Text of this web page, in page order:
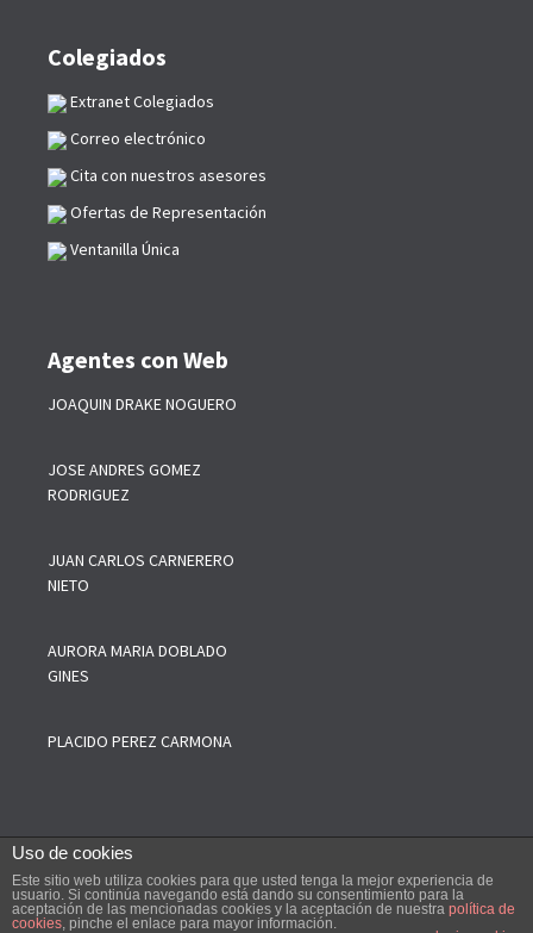
Colegiados
Extranet Colegiados
Correo electrónico
Cita con nuestros asesores
Ofertas de Representación
Ventanilla Única
Agentes con Web
JOAQUIN DRAKE NOGUERO
JOSE ANDRES GOMEZ
RODRIGUEZ
JUAN CARLOS CARNERERO
NIETO
AURORA MARIA DOBLADO
GINES
PLACIDO PEREZ CARMONA
--------COPYRIGHT © 2019 Colegio Oficial de Agentes Comerciales de
Sevilla y Provincia, Todos los Derechos de esta web están
Uso de cookies
Este sitio web utiliza cookies para que usted tenga la mejor experiencia de
usuario. Si continúa navegando está dando su consentimiento para la
aceptación de las mencionadas cookies y la aceptación de nuestra política de
cookies, pinche el enlace para mayor información.